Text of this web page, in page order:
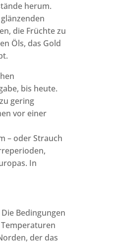
herum.
die Früchte zu
Öls, das Gold
bis heute.
gering
vor einer
– oder Strauch
In
Bedingungen
der das